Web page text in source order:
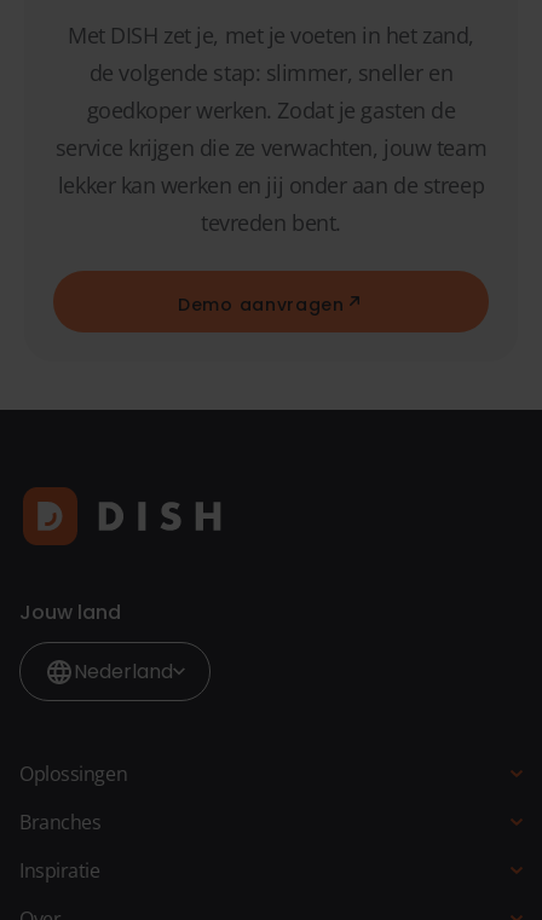
Met DISH zet je, met je voeten in het zand,
de volgende stap: slimmer, sneller en
goedkoper werken. Zodat je gasten de
service krijgen die ze verwachten, jouw team
lekker kan werken en jij onder aan de streep
tevreden bent.
Demo aanvragen
Jouw land
Nederland
Oplossingen
Kassasysteem
Branches
Horeca
Inspiratie
Blogs